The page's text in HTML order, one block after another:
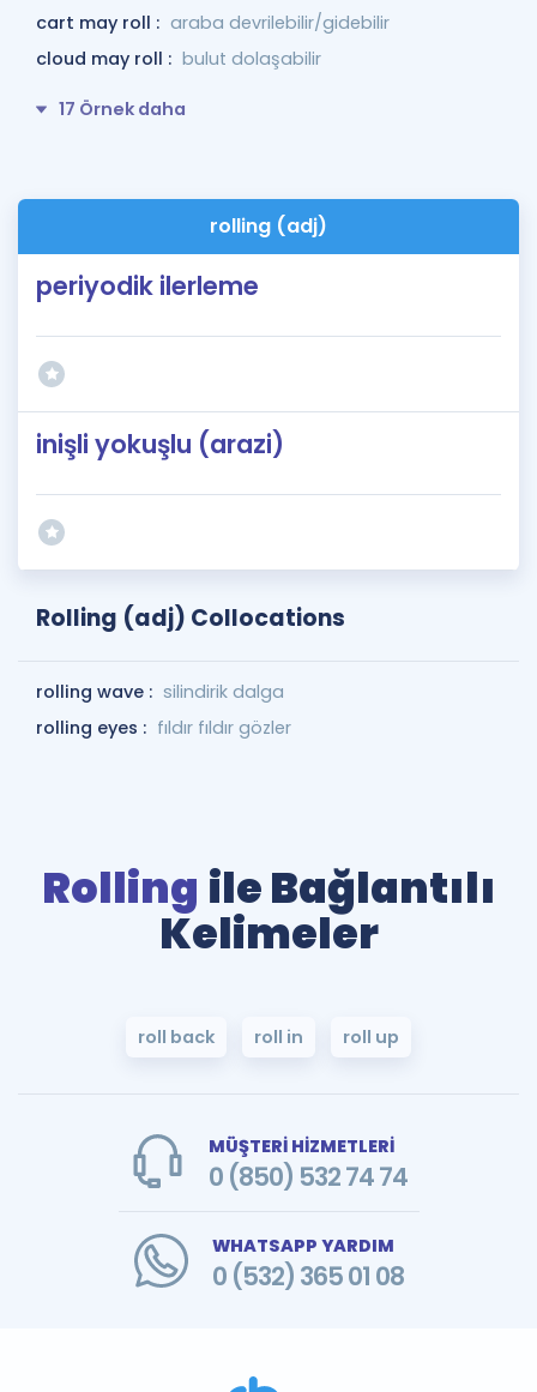
cart may roll : araba devrilebilir/gidebilir
cloud may roll : bulut dolaşabilir
17 Örnek daha
rolling (adj)
periyodik ilerleme
inişli yokuşlu (arazi)
Rolling (adj) Collocations
rolling wave : silindirik dalga
rolling eyes : fıldır fıldır gözler
Rolling ile Bağlantılı
Kelimeler
roll back roll in roll up
MÜŞTERİ HİZMETLERİ
0 (850) 532 74 74
WHATSAPP YARDIM
0 (532) 365 01 08